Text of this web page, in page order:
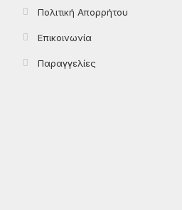
Πολιτική Απορρήτου
Επικοινωνία
Παραγγελίες